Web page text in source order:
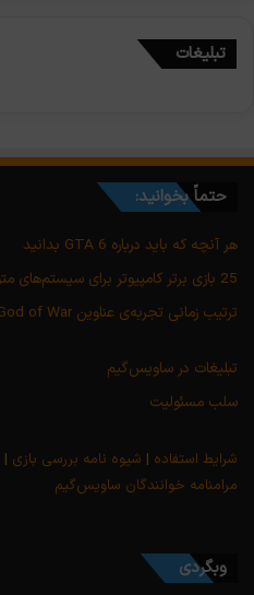
تبلیغات
حتماً بخوانید:
هر آنچه که باید درباره GTA 6 بدانید
25 بازی برتر کامپیوتر برای سیستم‌های متوسط و ضعیف
ترتیب زمانی تجربه‌ی عناوین God of War
تبلیغات در ساویس‌گیم
سلب مسئولیت
شرایط استفاده | شیوه نامه بررسی بازی |
مرامنامه خوانندگان ساویس‌گیم
وبگردی